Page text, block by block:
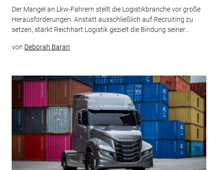
Der Mangel an Lkw-Fahrern stellt die Logistikbranche vor große
Herausforderungen. Anstatt ausschließlich auf Recruiting zu
setzen, stärkt Reichhart Logistik gezielt die Bindung seiner...
von Deborah Baran